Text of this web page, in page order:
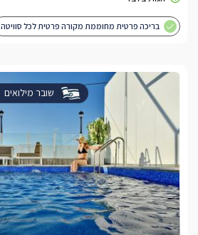
בריכה פרטית מחוממת מקורה פרטית לכל סוויטה
שובר מילואים